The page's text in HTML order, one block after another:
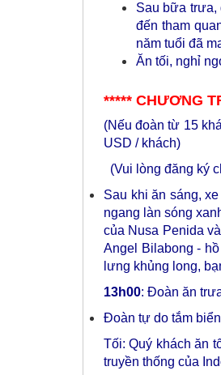
Sau bữa
đến tham
năm tuổi đã
Ăn tối, nghỉ
***** CHƯƠNG
(Nếu đoàn từ 15
USD / khách)
(Vui lòng đăng ký
Sau khi ăn sáng,
ngang làn sóng
của Nusa Penida
Angel Bilabong -
lưng khủng long,
13h00: Đoàn ăn
Đoàn tự do tắm
Tối: Quý khách ăn
truyền thống của